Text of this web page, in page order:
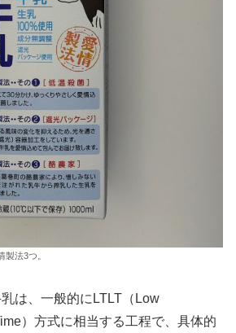
製法3つ。
は、一般的にLTLT（Low
）方式に相当する工程で、具体的